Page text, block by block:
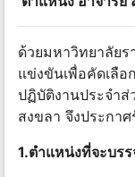
ด้วยมหาวิทยาลัย
แข่งขันเพื่อคัดเลื
ปฏิบัติงานประจำ
สงขลา จึงประกา
1.ตำแหน่งที่จะบร